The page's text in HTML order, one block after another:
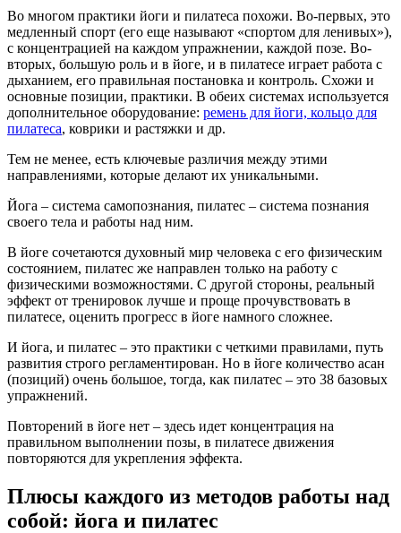
Во многом практики йоги и пилатеса похожи. Во-первых, это
медленный спорт (его еще называют «спортом для ленивых»),
с концентрацией на каждом упражнении, каждой позе. Во-
вторых, большую роль и в йоге, и в пилатесе играет работа с
дыханием, его правильная постановка и контроль. Схожи и
основные позиции, практики. В обеих системах используется
дополнительное оборудование: ремень для йоги, кольцо для
пилатеса, коврики и растяжки и др.
Тем не менее, есть ключевые различия между этими
направлениями, которые делают их уникальными.
Йога – система самопознания, пилатес – система познания
своего тела и работы над ним.
В йоге сочетаются духовный мир человека с его физическим
состоянием, пилатес же направлен только на работу с
физическими возможностями. С другой стороны, реальный
эффект от тренировок лучше и проще прочувствовать в
пилатесе, оценить прогресс в йоге намного сложнее.
И йога, и пилатес – это практики с четкими правилами, путь
развития строго регламентирован. Но в йоге количество асан
(позиций) очень большое, тогда, как пилатес – это 38 базовых
упражнений.
Повторений в йоге нет – здесь идет концентрация на
правильном выполнении позы, в пилатесе движения
повторяются для укрепления эффекта.
Плюсы каждого из методов работы над
собой: йога и пилатес